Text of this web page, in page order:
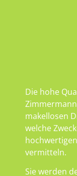
Die hohe
makellosen
welche
vermitteln.
Sie werden